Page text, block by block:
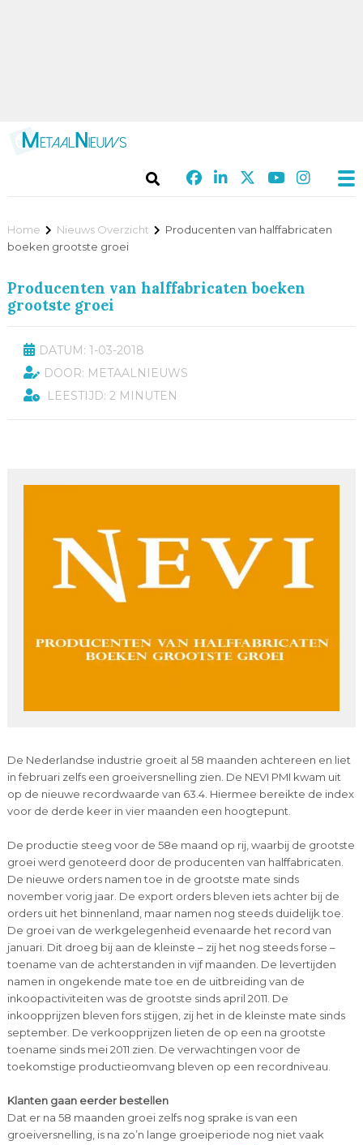
Home Nieuws Overzicht
Producenten van halffabricaten
boeken grootste groei
Producenten van halffabricaten boeken
grootste groei
DATUM: 1-03-2018
DOOR: METAALNIEUWS
LEESTIJD: 2 MINUTEN
De Nederlandse industrie groeit al 58 maanden achtereen en liet
in februari zelfs een groeiversnelling zien. De NEVI PMI kwam uit
op de nieuwe recordwaarde van 63.4. Hiermee bereikte de index
voor de derde keer in vier maanden een hoogtepunt.
De productie steeg voor de 58e maand op rij, waarbij de grootste
groei werd genoteerd door de producenten van halffabricaten.
De nieuwe orders namen toe in de grootste mate sinds
november vorig jaar. De export orders bleven iets achter bij de
orders uit het binnenland, maar namen nog steeds duidelijk toe.
De groei van de werkgelegenheid evenaarde het record van
januari. Dit droeg bij aan de kleinste – zij het nog steeds forse –
toename van de achterstanden in vijf maanden. De levertijden
namen in ongekende mate toe en de uitbreiding van de
inkoopactiviteiten was de grootste sinds april 2011. De
inkoopprijzen bleven fors stijgen, zij het in de kleinste mate sinds
september. De verkoopprijzen lieten de op een na grootste
toename sinds mei 2011 zien. De verwachtingen voor de
toekomstige productieomvang bleven op een recordniveau.
Klanten gaan eerder bestellen
Dat er na 58 maanden groei zelfs nog sprake is van een
groeiversnelling, is na zo’n lange groeiperiode nog niet vaak